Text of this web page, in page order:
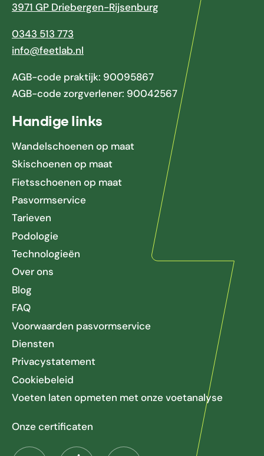
3971 GP Driebergen-Rijsenburg
0343 513 773
info@feetlab.nl
AGB-code praktijk: 90095867
AGB-code zorgverlener: 90042567
Handige links
Wandelschoenen op maat
Skischoenen op maat
Fietsschoenen op maat
Pasvormservice
Tarieven
Podologie
Technologieën
Over ons
Blog
FAQ
Voorwaarden pasvormservice
Diensten
Privacystatement
Cookiebeleid
Voeten laten opmeten met onze voetanalyse
Onze certificaten